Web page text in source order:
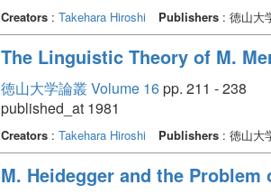
Creators: Takehara Hiroshi Publishers: 徳山大
The Linguistic Theory of M.
徳山大学論叢 Volume 16pp. 211 - 238
published_at 1981
Creators: Takehara Hiroshi Publishers: 徳山大
M. Heidegger and the